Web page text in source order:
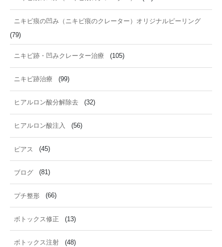
ニキビ痕の凹み（ニキビ痕のクレーター）オリジナルピーリング
(79)
ニキビ跡・凹みクレーター治療 (105)
ニキビ跡治療 (99)
ヒアルロン酸分解除去 (32)
ヒアルロン酸注入 (56)
ピアス (45)
ブログ (81)
プチ整形 (66)
ボトックス修正 (13)
ボトックス注射 (48)